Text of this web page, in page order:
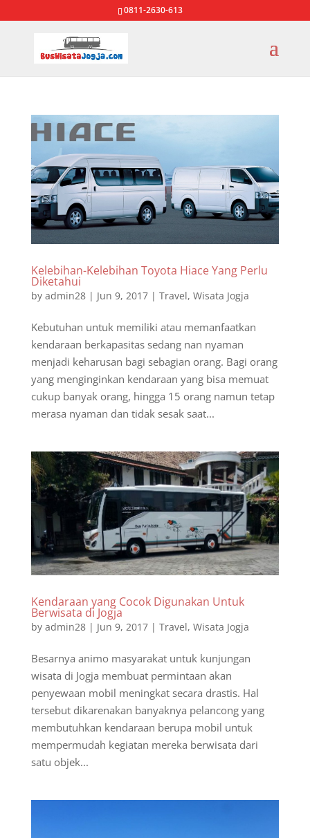
0811-2630-613
Kelebihan-Kelebihan Toyota Hiace Yang Perlu
Diketahui
by admin28| Jun 9, 2017| Travel, Wisata Jogja
Kebutuhan untuk memiliki atau memanfaatkan
kendaraan berkapasitas sedang nan nyaman
menjadi keharusan bagi sebagian orang. Bagi orang
yang menginginkan kendaraan yang bisa memuat
cukup banyak orang, hingga 15 orang namun tetap
merasa nyaman dan tidak sesak saat...
Kendaraan yang Cocok Digunakan Untuk
Berwisata di Jogja
by admin28| Jun 9, 2017| Travel, Wisata Jogja
Besarnya animo masyarakat untuk kunjungan
wisata di Jogja membuat permintaan akan
penyewaan mobil meningkat secara drastis. Hal
tersebut dikarenakan banyaknya pelancong yang
membutuhkan kendaraan berupa mobil untuk
mempermudah kegiatan mereka berwisata dari
satu objek...